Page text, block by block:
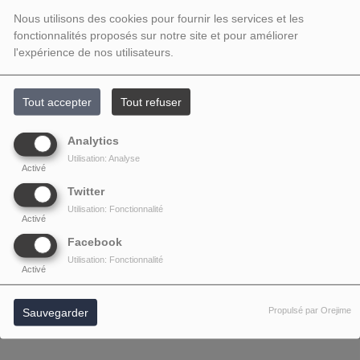
Nous utilisons des cookies pour fournir les services et les
fonctionnalités proposés sur notre site et pour améliorer
l'expérience de nos utilisateurs.
Tout accepter Tout refuser
Analytics
Activé
Utilisation: Analyse
Twitter
Activé
Utilisation: Fonctionnalité
Facebook
Activé
Utilisation: Fonctionnalité
Sauvegarder Propulsé par Orejime